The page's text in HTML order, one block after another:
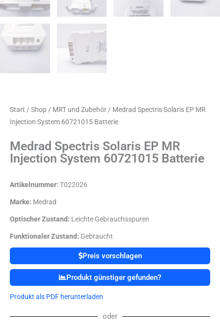
Start / Shop / MRT und Zubehör / Medrad Spectris Solaris EP MR
Injection System 60721015 Batterie
Medrad Spectris Solaris EP MR
Injection System 60721015 Batterie
Artikelnummer: T022026
Marke: Medrad
Optischer Zustand: Leichte Gebrauchsspuren
Funktionaler Zustand: Gebraucht
Preis vorschlagen
Produkt günstiger gefunden?
Produkt als PDF herunterladen
oder